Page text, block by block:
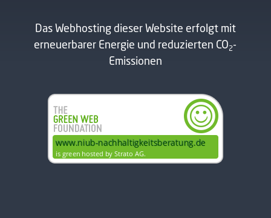
Das Webhosting dieser Website erfolgt mit
erneuerbarer Energie und reduzierten CO2-
Emissionen